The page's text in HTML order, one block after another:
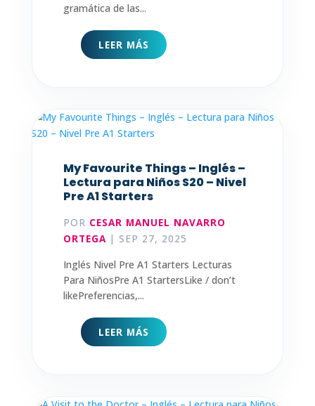
gramática de las...
LEER MÁS
My Favourite Things – Inglés –
Lectura para Niños S20 – Nivel
Pre A1 Starters
POR CESAR MANUEL NAVARRO
ORTEGA | SEP 27, 2025
Inglés Nivel Pre A1 Starters Lecturas
Para NiñosPre A1 StartersLike / don’t
likePreferencias,...
LEER MÁS